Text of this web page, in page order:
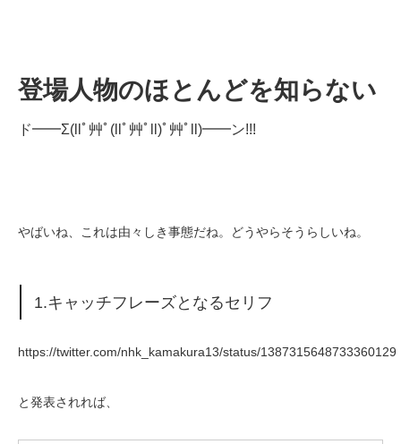
登場人物のほとんどを知らない
ド━━Σ(llﾟ艸ﾟ(llﾟ艸ﾟll)ﾟ艸ﾟll)━━ン!!!
やばいね、これは由々しき事態だね。どうやらそうらしいね。
1.キャッチフレーズとなるセリフ
https://twitter.com/nhk_kamakura13/status/1387315648733360129
と発表されれば、